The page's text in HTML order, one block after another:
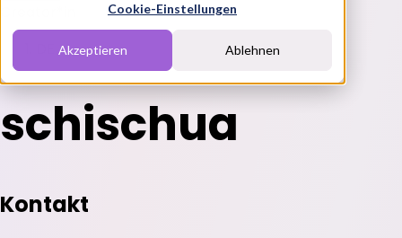
Cookie-Einstellungen
Akzeptieren Ablehnen
schischua
Kontakt